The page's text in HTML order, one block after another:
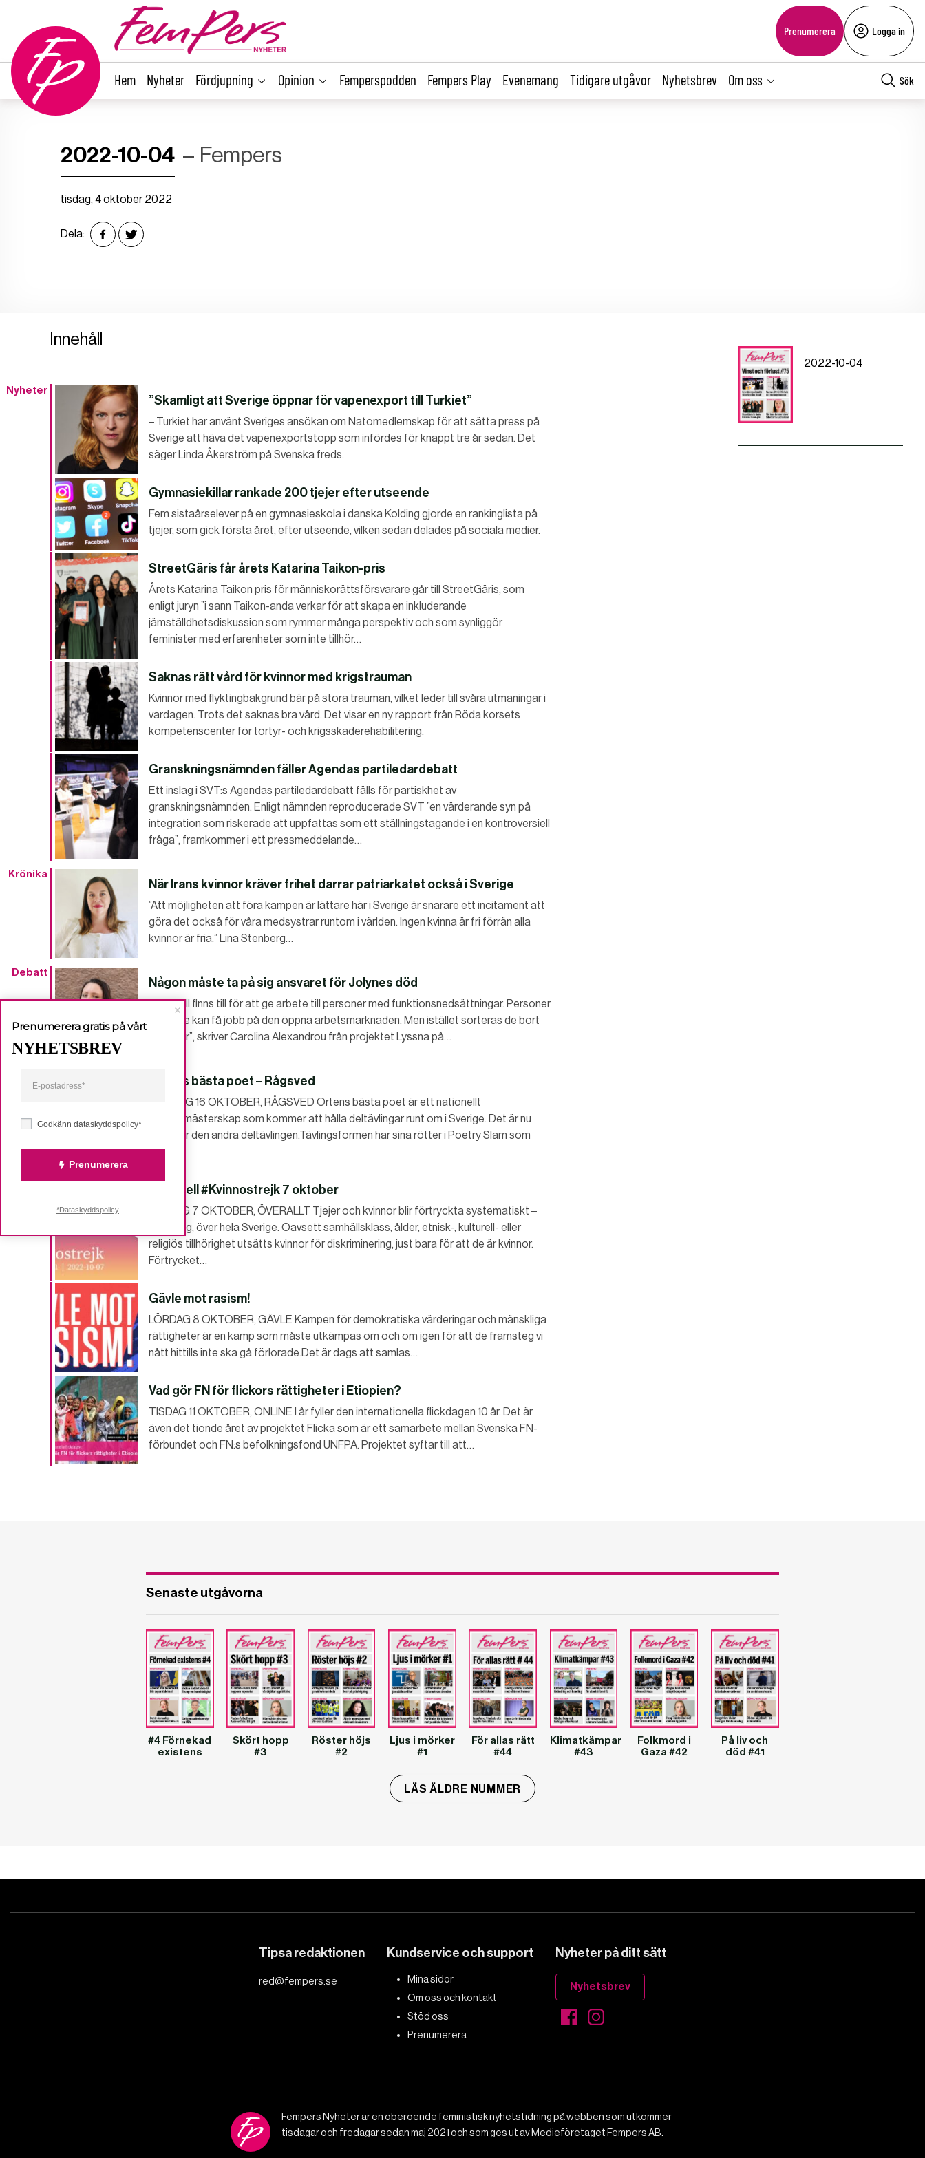
Prenumerera Logga in
Hem Nyheter Fördjupning Opinion Femperspodden Fempers Play Evenemang Tidigare utgåvor Nyhetsbrev Om oss Sök
2022-10-04 Fempers
tisdag, 4 oktober 2022
Dela:
2022-10-04
Innehåll
Nyheter
”Skamligt att Sverige öppnar för vapenexport till Turkiet”
– Turkiet har använt Sveriges ansökan om Natomedlemskap för att sätta press på
Sverige att häva det vapenexportstopp som infördes för knappt tre år sedan. Det
säger Linda Åkerström på Svenska freds.
Gymnasiekillar rankade 200 tjejer efter utseende
Fem sistaårselever på en gymnasieskola i danska Kolding gjorde en rankinglista på
tjejer, som gick första året, efter utseende, vilken sedan delades på sociala medier.
StreetGäris får årets Katarina Taikon-pris
Årets Katarina Taikon pris för människorättsförsvarare går till StreetGäris, som
enligt juryn ”i sann Taikon-anda verkar för att skapa en inkluderande
jämställdhetsdiskussion som rymmer många perspektiv och som synliggör
feminister med erfarenheter som inte tillhör…
Saknas rätt vård för kvinnor med krigstrauman
Kvinnor med flyktingbakgrund bär på stora trauman, vilket leder till svåra utmaningar i
vardagen. Trots det saknas bra vård. Det visar en ny rapport från Röda korsets
kompetenscenter för tortyr- och krigsskaderehabilitering.
Granskningsnämnden fäller Agendas partiledardebatt
Ett inslag i SVT:s Agendas partiledardebatt fälls för partiskhet av
granskningsnämnden. Enligt nämnden reproducerade SVT ”en värderande syn på
integration som riskerade att uppfattas som ett ställningstagande i en kontroversiell
fråga”, framkommer i ett pressmeddelande…
Krönika
När Irans kvinnor kräver frihet darrar patriarkatet också i Sverige
”Att möjligheten att föra kampen är lättare här i Sverige är snarare ett incitament att
göra det också för våra medsystrar runtom i världen. Ingen kvinna är fri förrän alla
kvinnor är fria.” Lina Stenberg…
Debatt
Någon måste ta på sig ansvaret för Jolynes död
”Samhall finns till för att ge arbete till personer med funktionsnedsättningar. Personer
som inte kan få jobb på den öppna arbetsmarknaden. Men istället sorteras de bort
även där”, skriver Carolina Alexandrou från projektet Lyssna på…
ng
Ortens bästa poet – Rågsved
SÖNDAG 16 OKTOBER, RÅGSVED Ortens bästa poet är ett nationellt
förortsmästerskap som kommer att hålla deltävlingar runt om i Sverige. Det är nu
dags för den andra deltävlingen.Tävlingsformen har sina rötter i Poetry Slam som
går…
Nationell #Kvinnostrejk 7 oktober
FREDAG 7 OKTOBER, ÖVERALLT Tjejer och kvinnor blir förtryckta systematiskt –
varje dag, över hela Sverige. Oavsett samhällsklass, ålder, etnisk-, kulturell- eller
religiös tillhörighet utsätts kvinnor för diskriminering, just bara för att de är kvinnor.
Förtrycket…
Gävle mot rasism!
LÖRDAG 8 OKTOBER, GÄVLE Kampen för demokratiska värderingar och mänskliga
rättigheter är en kamp som måste utkämpas om och om igen för att de framsteg vi
nått hittills inte ska gå förlorade.Det är dags att samlas…
Vad gör FN för flickors rättigheter i Etiopien?
TISDAG 11 OKTOBER, ONLINE I år fyller den internationella flickdagen 10 år. Det är
även det tionde året av projektet Flicka som är ett samarbete mellan Svenska FN-
förbundet och FN:s befolkningsfond UNFPA. Projektet syftar till att…
Senaste utgåvorna
#4 Förnekad
existens
Skört hopp
#3
Röster höjs
#2
Ljus i mörker
#1
För allas rätt
#44
Klimatkämpar
#43
Folkmord i
Gaza #42
På liv och
död #41
LÄS ÄLDRE NUMMER
Tipsa redaktionen
red@fempers.se
Kundservice och support
Mina sidor
Om oss och kontakt
Stöd oss
Prenumerera
Nyheter på ditt sätt
Nyhetsbrev
Fempers Nyheter är en oberoende feministisk nyhetstidning på webben som utkommer
tisdagar och fredagar sedan maj 2021 och som ges ut av Medieföretaget Fempers AB.
Godkänn dataskyddspolicy*
Prenumerera
Prenumerera gratis på vårt
NYHETSBREV
*Dataskyddspolicy